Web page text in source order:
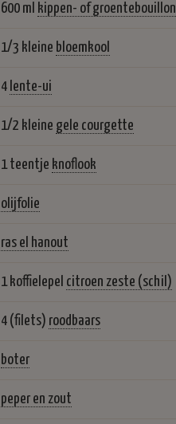
600 ml kippen- of groentebouillon
1/3 kleine bloemkool
4 lente-ui
1/2 kleine gele courgette
1 teentje knoflook
olijfolie
ras el hanout
1 koffielepel citroen zeste (schil)
4 (filets) roodbaars
boter
peper en zout